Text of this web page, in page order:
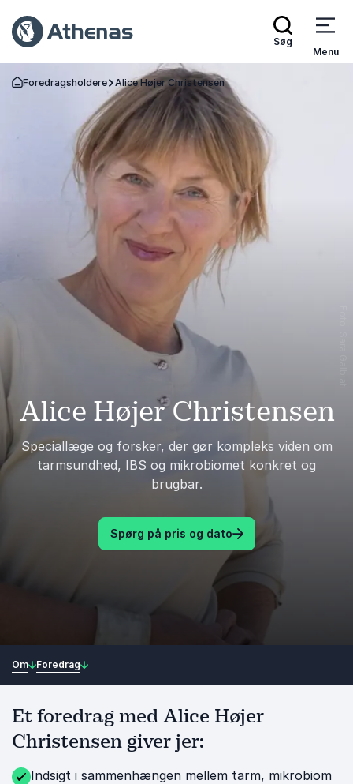
Søg
Menu
Tilbage til forsiden
Foredragsholdere Alice Højer Christensen
Alice Højer Christensen
Speciallæge og forsker, der gør kompleks viden om
tarmsundhed, IBS og mikrobiomet konkret og
brugbar.
Spørg på pris og dato
Foto: Sara Galbiati
Om Foredrag
Et foredrag med Alice Højer
Christensen giver jer:
Indsigt i sammenhængen mellem tarm, mikrobiom